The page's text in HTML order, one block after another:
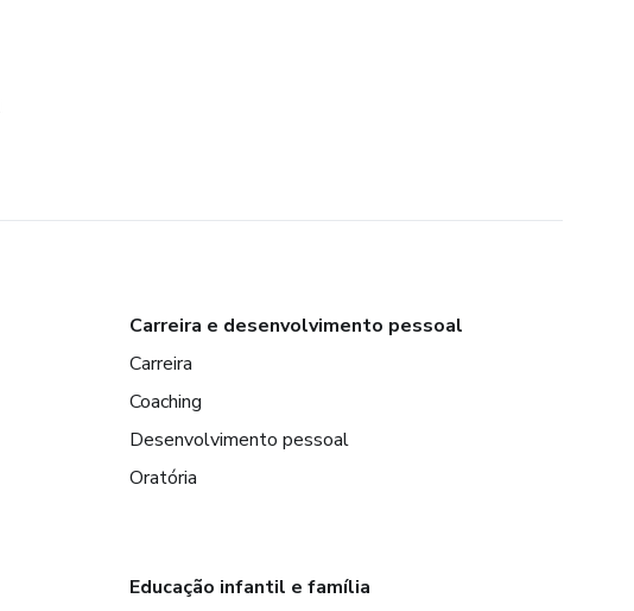
Carreira e desenvolvimento pessoal
Carreira
Coaching
Desenvolvimento pessoal
Oratória
Educação infantil e família